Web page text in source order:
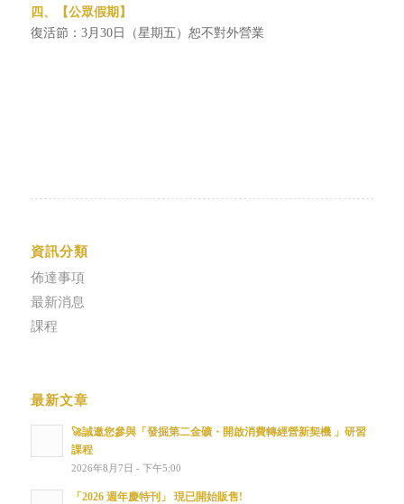
四、【公眾假期】
復活節：3月30日（星期五）恕不對外營業
資訊分類
佈達事項
最新消息
課程
最新文章
🚀誠邀您參與「發掘第二金礦・開啟消費轉經營新契機 」研習
課程
2026年8月7日 - 下午5:00
「2026 週年慶特刊」 現已開始販售!